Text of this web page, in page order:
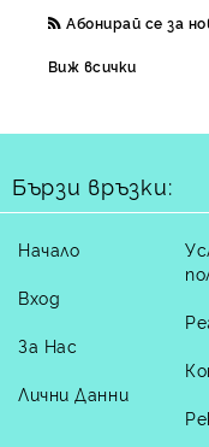
Абонирай се за
Виж всички
Бързи връзки:
Начало
Вход
За Нас
Лични Данни